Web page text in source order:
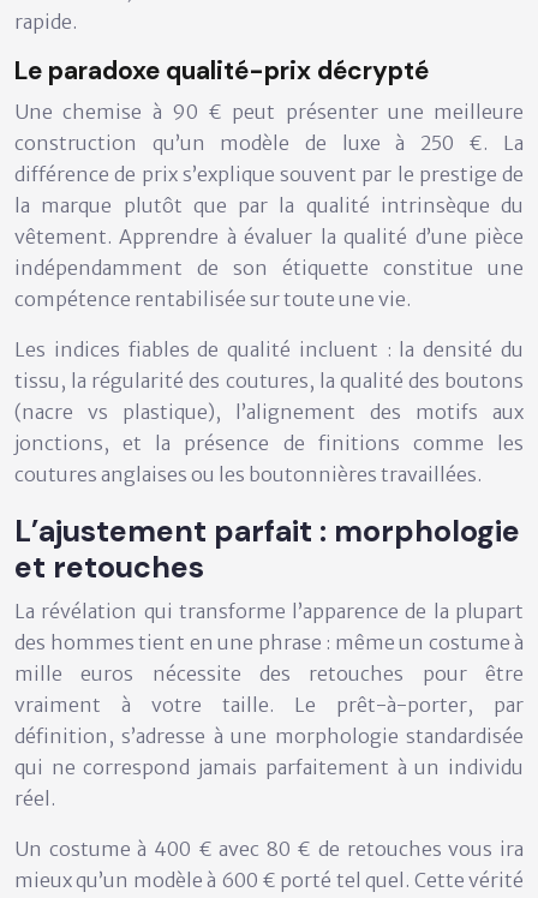
rapide.
Le paradoxe qualité-prix décrypté
Une chemise à 90 € peut présenter une meilleure
construction qu’un modèle de luxe à 250 €. La
différence de prix s’explique souvent par le prestige de
la marque plutôt que par la qualité intrinsèque du
vêtement. Apprendre à évaluer la qualité d’une pièce
indépendamment de son étiquette constitue une
compétence rentabilisée sur toute une vie.
Les indices fiables de qualité incluent : la densité du
tissu, la régularité des coutures, la qualité des boutons
(nacre vs plastique), l’alignement des motifs aux
jonctions, et la présence de finitions comme les
coutures anglaises ou les boutonnières travaillées.
L’ajustement parfait : morphologie
et retouches
La révélation qui transforme l’apparence de la plupart
des hommes tient en une phrase : même un costume à
mille euros nécessite des retouches pour être
vraiment à votre taille. Le prêt-à-porter, par
définition, s’adresse à une morphologie standardisée
qui ne correspond jamais parfaitement à un individu
réel.
Un costume à 400 € avec 80 € de retouches vous ira
mieux qu’un modèle à 600 € porté tel quel. Cette vérité